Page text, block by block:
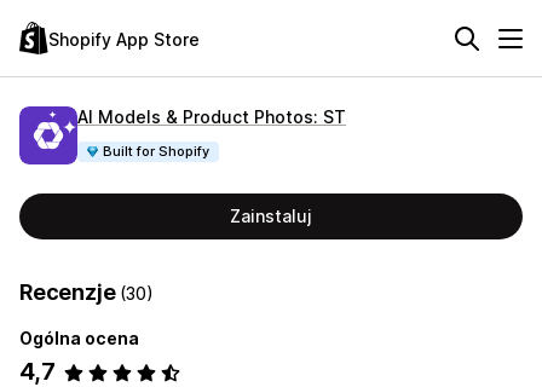
Shopify App Store
AI Models & Product Photos: ST
Built for Shopify
Zainstaluj
Recenzje (30)
Ogólna ocena
4,7